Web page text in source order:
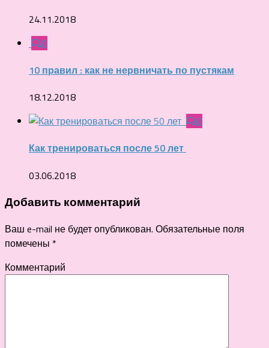
24.11.2018
0
10 правил : как не нервничать по пустякам
18.12.2018
0
Как тренироваться после 50 лет
03.06.2018
Добавить комментарий
Ваш e-mail не будет опубликован. Обязательные поля
помечены *
Комментарий